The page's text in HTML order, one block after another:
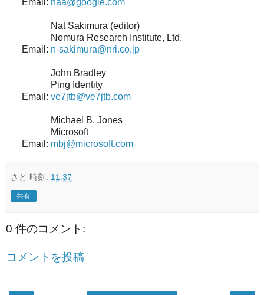
Email: naa@google.com
Nat Sakimura (editor)
Nomura Research Institute, Ltd.
Email: n-sakimura@nri.co.jp
John Bradley
Ping Identity
Email: ve7jtb@ve7jtb.com
Michael B. Jones
Microsoft
Email: mbj@microsoft.com
さと 時刻: 11:37
共有
0 件のコメント:
コメントを投稿